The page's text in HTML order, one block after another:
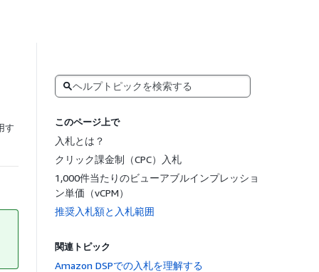
す
Search
このページ上で
入札とは？
クリック課金制（CPC）入札
1,000件当たりのビューアブルインプレッショ
ン単価（vCPM）
推奨入札額と入札範囲
関連トピック
Amazon DSPでの入札を理解する